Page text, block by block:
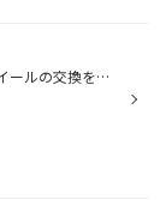
今回の車はCR-Vです。 ホイールの交換をご予約いただいてました。 ありがとうございますm(_ _)m ホイールはRAYSのVERSUS VOUGEです。 ピカピカです！ 最近は黒っぽいホイールが多いので真逆で目立ちます。 スゴクお似合いです。 お買い上げありがとうございましたm(_ _)m